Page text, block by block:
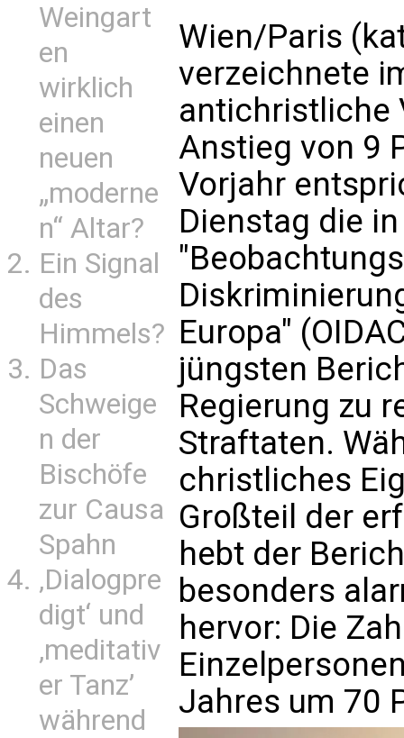
Weingart
en
wirklich
einen
neuen
„moderne
n“ Altar?
Ein Signal
des
Himmels?
Das
Schweige
n der
Bischöfe
zur Causa
Spahn
‚Dialogpre
digt‘ und
‚meditativ
er Tanz’
während
Wien/Paris
verzeichnete
antichristliche
Anstieg von 9
Vorjahr
Dienstag die
Europa"
jüngsten
Regierung zu
Straftaten.
christliches
Großteil der
hebt der
besonders
hervor: Die
Jahres um 70